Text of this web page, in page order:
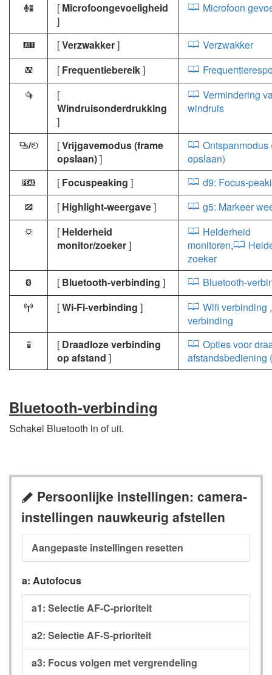
H [ Microfoongevoeligheid
]
Microfoon
5 [Verzwakker] Verzwakker
6 [ Frequentiebereik]
7
[
Windruisonderdrukking
]
Vermindering
windruis
v [Vrijgavemodus (frame
opslaan)]
Ontspanmodus
opslaan)
W [ Focuspeaking ] d9: Focus-
9 [ Highlight-weergave] g5: Markeer
3 [ Helderheid
monitor/zoeker]
Helderheid
monitoren,
zoeker
Z [ Bluetooth-verbinding ] Bluetooth-
U [Wi-Fi-verbinding ] Wifi verbinding
verbinding
L [ Draadloze verbinding
op afstand ]
Opties voor
afstandsbediening
Bluetooth-verbinding
Schakel Bluetooth in of uit.
A Persoonlijke instellingen: camera-
instellingen nauwkeurig afstellen
Aangepaste instellingen resetten
a: Autofocus
a1: Selectie AF-C-prioriteit
a2: Selectie AF-S-prioriteit
a3: Focus volgen met vergrendeling